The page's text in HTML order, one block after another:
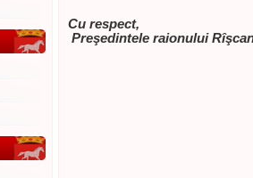
Cu respect,
Preşedintele raionului